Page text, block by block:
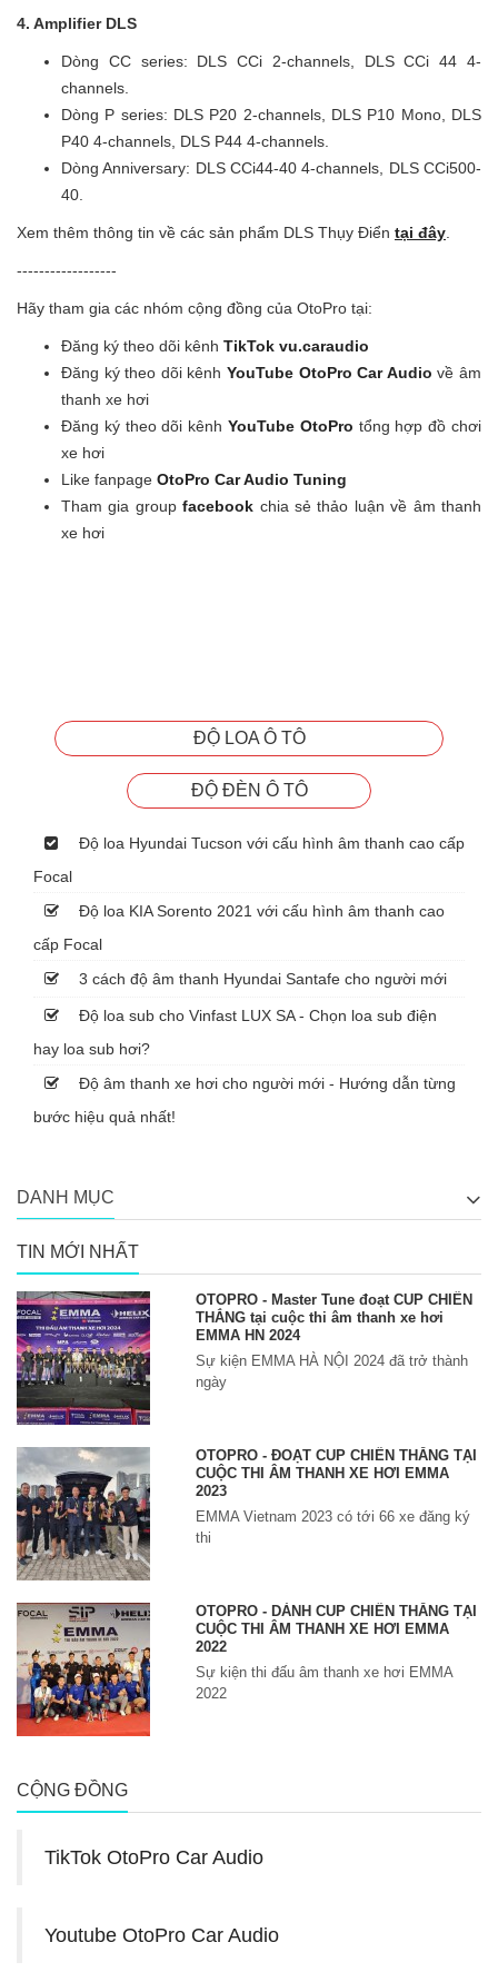
4. Amplifier DLS
Dòng CC series: DLS CCi 2-channels, DLS CCi 44 4-
channels.
Dòng P series: DLS P20 2-channels, DLS P10 Mono, DLS
P40 4-channels, DLS P44 4-channels.
Dòng Anniversary: DLS CCi44-40 4-channels, DLS CCi500-
40.
Xem thêm thông tin về các sản phẩm DLS Thụy Điển tại đây.
------------------
Hãy tham gia các nhóm cộng đồng của OtoPro tại:
Đăng ký theo dõi kênh TikTok vu.caraudio
Đăng ký theo dõi kênh YouTube OtoPro Car Audio về âm
thanh xe hơi
Đăng ký theo dõi kênh YouTube OtoPro tổng hợp đồ chơi
xe hơi
Like fanpage OtoPro Car Audio Tuning
Tham gia groupfacebook chia sẻ thảo luận về âm thanh
xe hơi
ĐỘ LOA Ô TÔ
ĐỘ ĐÈN Ô TÔ
Độ loa Hyundai Tucson với cấu hình âm thanh cao cấp
Focal
Độ loa KIA Sorento 2021 với cấu hình âm thanh cao
cấp Focal
3 cách độ âm thanh Hyundai Santafe cho người mới
Độ loa sub cho Vinfast LUX SA - Chọn loa sub điện
hay loa sub hơi?
Độ âm thanh xe hơi cho người mới - Hướng dẫn từng
bước hiệu quả nhất!
DANH MỤC
TIN MỚI NHẤT
OTOPRO - Master Tune đoạt CUP CHIẾN
THẮNG tại cuộc thi âm thanh xe hơi
EMMA HN 2024
Sự kiện EMMA HÀ NỘI 2024 đã trở thành
ngày
OTOPRO - ĐOẠT CUP CHIẾN THẮNG TẠI
CUỘC THI ÂM THANH XE HƠI EMMA
2023
EMMA Vietnam 2023 có tới 66 xe đăng ký
thi
OTOPRO - DÀNH CUP CHIẾN THẮNG TẠI
CUỘC THI ÂM THANH XE HƠI EMMA
2022
Sự kiện thi đấu âm thanh xe hơi EMMA
2022
CỘNG ĐỒNG
TikTok OtoPro Car Audio
Youtube OtoPro Car Audio